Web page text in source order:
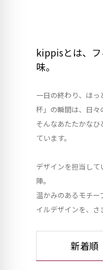
kippisとは、
味。
一日の終わり、ほ
杯」の瞬間は、日々
そんなあたたかな
ています。
デザインを担当し
陣。
温かみのあるモチー
イルデザインを、さ
新着順